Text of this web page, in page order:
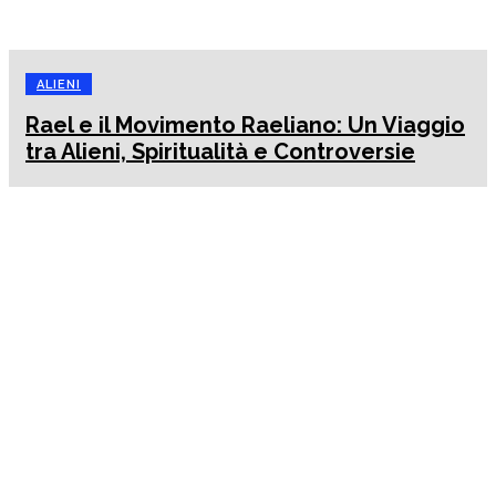
ALIENI
Rael e il Movimento Raeliano: Un Viaggio
tra Alieni, Spiritualità e Controversie